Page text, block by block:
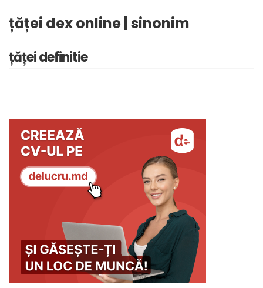
țăței dex online | sinonim
țăței definitie